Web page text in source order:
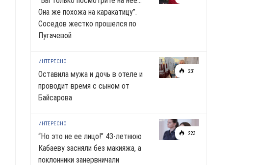
Она же похожа на каракатицу”.
Соседов жестко прошелся по
Пугачевой
231
ИНТЕРЕСНО
Оставила мужа и дочь в отеле и
проводит время с сыном от
Байсарова
223
ИНТЕРЕСНО
“Но это не ее лицо!” 43-летнюю
Кабаеву засняли без макияжа, а
поклонники занервничали